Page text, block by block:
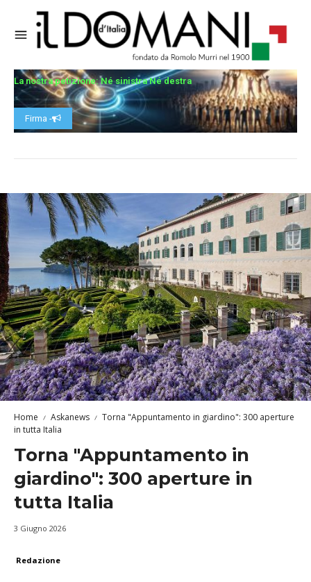
La nostra petizione: Né sinistra Né destra
Firma -
Home Askanews
Torna "Appuntamento in giardino": 300 aperture
in tutta Italia
Torna "Appuntamento in
giardino": 300 aperture in
tutta Italia
3 Giugno 2026
Redazione